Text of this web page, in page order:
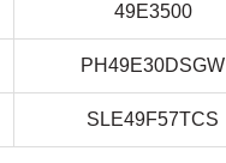
49E3500
PH49E30DSGW
SLE49F57TCS